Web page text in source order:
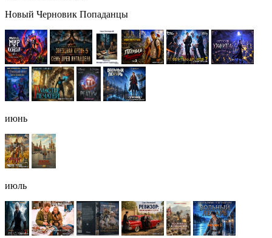
Новый Черновик Попаданцы
июнь
июль